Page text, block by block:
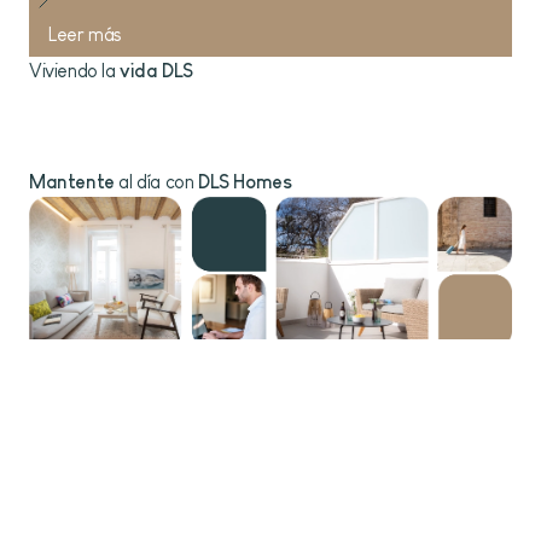
Leer más
Viviendo lavida DLS
Mantente al día con DLS Homes